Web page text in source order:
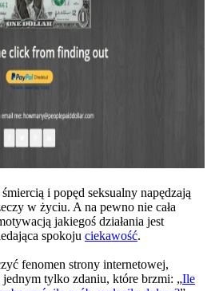
i popęd seksualny napędzają
w życiu. A na pewno nie cała
jakiegoś działania jest
spokoju ciekawość.
fenomen strony internetowej,
jednym tylko zdaniu, które brzmi: „Ile